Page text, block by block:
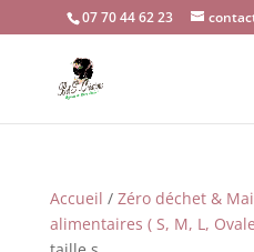
07 70 44 62 23
Accueil / Zéro déchet &
alimentaires ( S, M, L,